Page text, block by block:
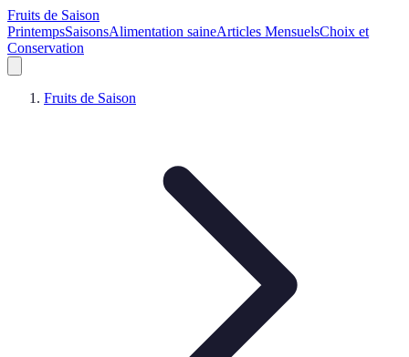
Fruits de Saison
PrintempsSaisonsAlimentation saineArticles MensuelsChoix et
Conservation
Fruits de Saison